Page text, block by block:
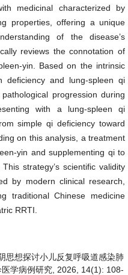
medicinal characterized by
properties, offering a unique
of the disease’s
reviews the connotation of
yin. Based on the intrinsic
deficiency and lung-spleen qi
progression during
with a lung-spleen qi
simple qi deficiency toward
on this analysis, a treatment
yin and supplementing qi to
strategy’s scientific validity
by modern clinical research,
traditional Chinese medicine
RRTI.
思想探讨小儿反复呼吸道感染肺
学病例研究, 2026, 14(1): 108-